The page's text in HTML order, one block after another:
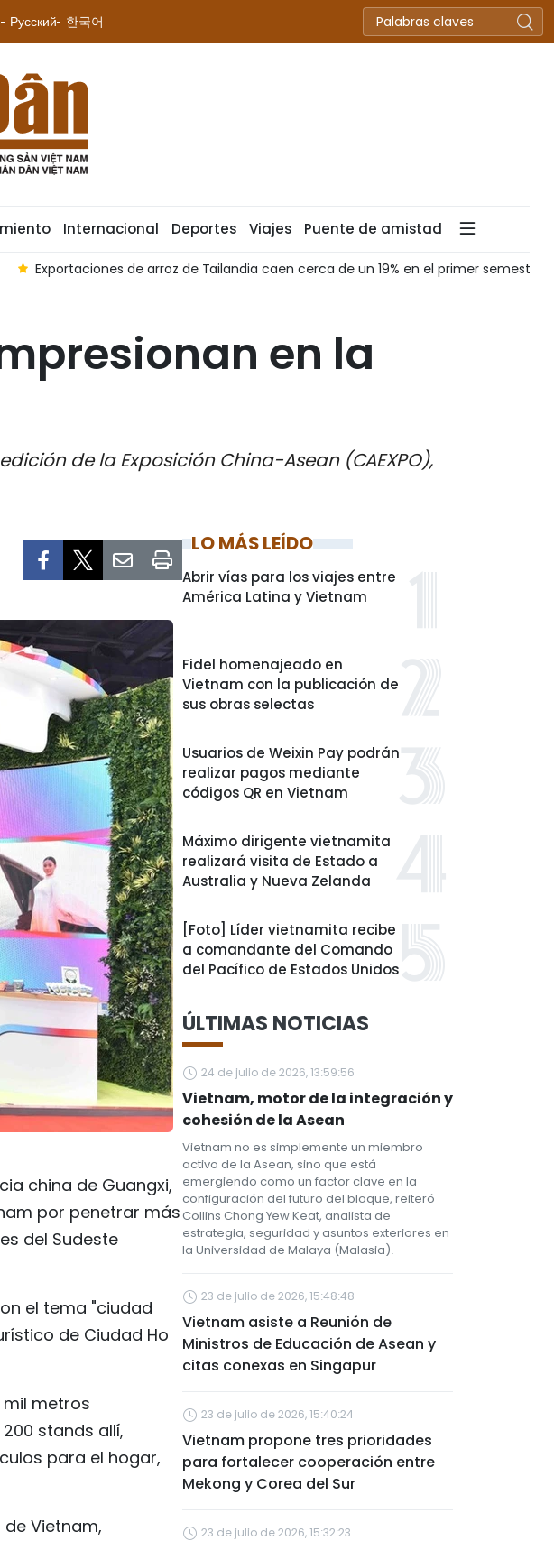
Русский 한국어
Internacional Deportes Viajes Puente de amistad
Exportaciones de arroz de Tailandia caen cerca de un 19% en el primer semestre
en la
de la Exposición China-Asean (CAEXPO),
china de Guangxi,
por penetrar más
del Sudeste
el tema "ciudad
de Ciudad Ho
metros
stands allí,
para el hogar,
Vietnam,
LO MÁS LEÍDO
Abrir vías para los viajes entre
América Latina y Vietnam
Fidel homenajeado en
Vietnam con la publicación de
sus obras selectas
Usuarios de Weixin Pay podrán
realizar pagos mediante
códigos QR en Vietnam
Máximo dirigente vietnamita
realizará visita de Estado a
Australia y Nueva Zelanda
[Foto] Líder vietnamita recibe
a comandante del Comando
del Pacífico de Estados Unidos
ÚLTIMAS NOTICIAS
24 de julio de 2026, 13:59:56
Vietnam, motor de la integración y
cohesión de la Asean
Vietnam no es simplemente un miembro
activo de la Asean, sino que está
emergiendo como un factor clave en la
configuración del futuro del bloque, reiteró
Collins Chong Yew Keat, analista de
estrategia, seguridad y asuntos exteriores en
la Universidad de Malaya (Malasia).
23 de julio de 2026, 15:48:48
Vietnam asiste a Reunión de
Ministros de Educación de Asean y
citas conexas en Singapur
23 de julio de 2026, 15:40:24
Vietnam propone tres prioridades
para fortalecer cooperación entre
Mekong y Corea del Sur
23 de julio de 2026, 15:32:23